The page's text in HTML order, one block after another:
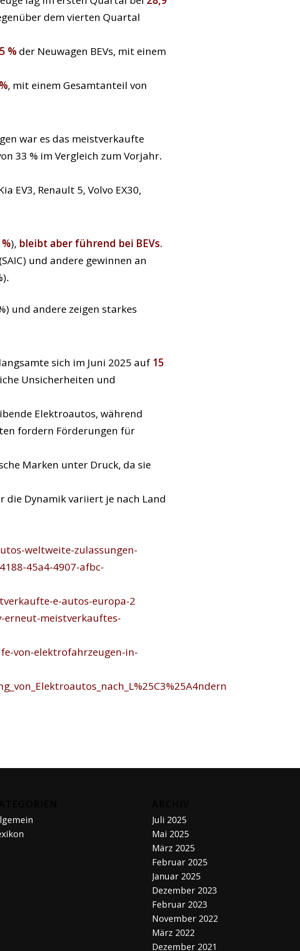
dem vierten Quartal
% der Neuwagen BEVs, mit einem
, mit einem Gesamtanteil von
war es das meistverkaufte
33 % im Vergleich zum Vorjahr.
EV3, Renault 5, Volvo EX30,
), bleibt aber führend bei BEVs.
und andere gewinnen an
und andere zeigen starkes
sich im Juni 2025 auf 15
Unsicherheiten und
Elektroautos, während
fordern Förderungen für
Marken unter Druck, da sie
die Dynamik variiert je nach Land
weltweite-zulassungen-
45a4-4907-afbc-
e-autos-europa-2
meistverkauftes-
von-elektrofahrzeugen-in-
Juli 2025
Mai 2025
März 2025
Februar 2025
Januar 2025
Dezember 2023
Februar 2023
November 2022
März 2022
Dezember 2021